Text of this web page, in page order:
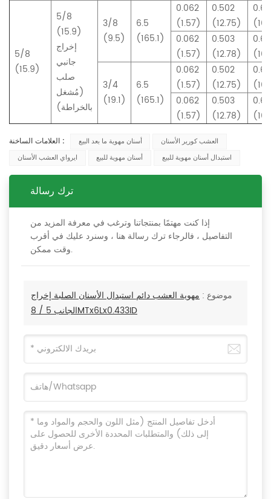
5/8
(15.9)
5/8
(15.9)
إخراج
جانبي
صلب
(مُشغل
بالخراطة)
3/8
(9.5)
6.5
(165.1)
0.062
(1.57)
0.502
(12.75)
0.062
(1.57)
0.503
(12.78)
3/4
(19.1)
6.5
(165.1)
0.062
(1.57)
0.502
(12.75)
0.062
(1.57)
0.503
(12.78)
العلامات الساخنة : أسنان مهوية ما بعد البيع
العشب كورير الأسنان
ايرواي العشب الأسنان
أسنان مهوية للبيع استبدال أسنان مهوية للبيع
ترك رسالة
إذا كنت مهتمًا بمنتجاتنا وترغب في معرفة المزيد من
التفاصيل ، فالرجاء ترك رسالة هنا ، وسنرد عليك في أقرب
وقت ممكن.
موضوع : مهوية العشب دائم استبدال الأسنان الصلبة إخراج
الجانب 5 / 8MTx6Lx0.433ID